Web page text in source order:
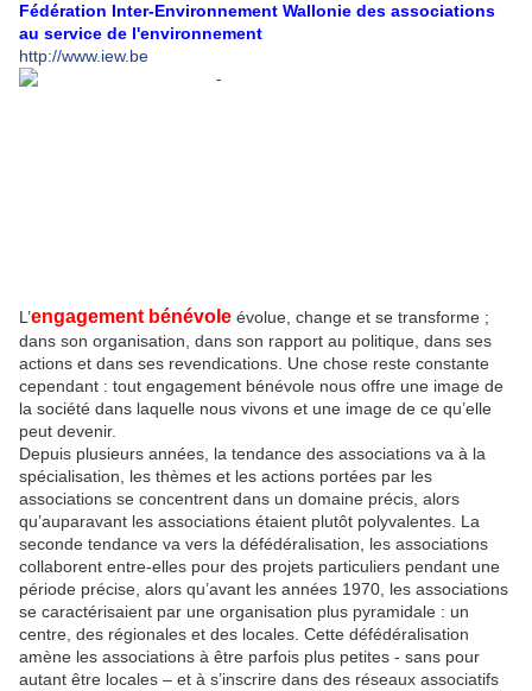
Fédération Inter-Environnement Wallonie des associations
au service de l'environnement
http://www.iew.be
L’engagement bénévole évolue, change et se transforme ;
dans son organisation, dans son rapport au politique, dans ses
actions et dans ses revendications. Une chose reste constante
cependant : tout engagement bénévole nous offre une image de
la société dans laquelle nous vivons et une image de ce qu’elle
peut devenir.
Depuis plusieurs années, la tendance des associations va à la
spécialisation, les thèmes et les actions portées par les
associations se concentrent dans un domaine précis, alors
qu’auparavant les associations étaient plutôt polyvalentes. La
seconde tendance va vers la défédéralisation, les associations
collaborent entre-elles pour des projets particuliers pendant une
période précise, alors qu’avant les années 1970, les associations
se caractérisaient par une organisation plus pyramidale : un
centre, des régionales et des locales. Cette défédéralisation
amène les associations à être parfois plus petites - sans pour
autant être locales – et à s’inscrire dans des réseaux associatifs